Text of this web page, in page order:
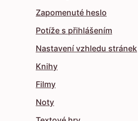
Zapomenuté heslo
Potíže s přihlášením
Nastavení vzhledu stránek
Knihy
Filmy
Noty